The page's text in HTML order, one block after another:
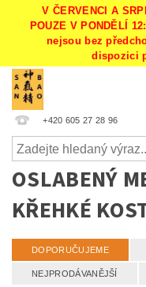
V ČERVENCI A
POUZE V PONDĚLÍ
nejsou bez
dispozici
+420 605 27 28 96
OSLABENÝ
KŘEHKÉ
DOPORUČUJEME
NEJPRODÁVANĚJŠÍ